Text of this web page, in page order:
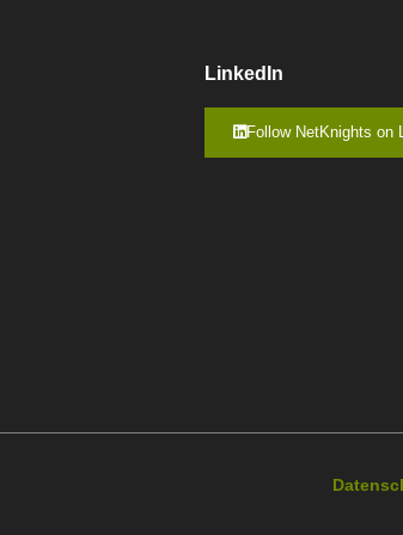
LinkedIn
Follow NetKnights on